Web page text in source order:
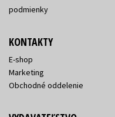
podmienky
KONTAKTY
E-shop
Marketing
Obchodné oddelenie